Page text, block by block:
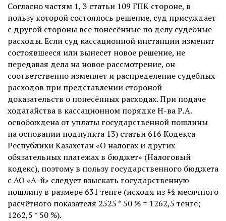
Согласно частям 1, 3 статьи 109 ГПК стороне, в
пользу которой состоялось решение, суд присуждает
с другой стороны все понесённые по делу судебные
расходы. Если суд кассационной инстанции изменит
состоявшееся или вынесет новое решение, не
передавая дела на новое рассмотрение, он
соответственно изменяет и распределение судебных
расходов при представлении стороной
доказательств о понесённых расходах. При подаче
ходатайства в кассационном порядке Н-ва Р.А.
освобождена от уплаты государственной пошлины
на основании подпункта 13) статьи 616 Кодекса
Республики Казахстан «О налогах и других
обязательных платежах в бюджет» (Налоговый
кодекс), поэтому в пользу государственного бюджета
с АО «А-й» следует взыскать государственную
пошлину в размере 631 тенге (исходя из ½ месячного
расчётного показателя 2525 * 50 % = 1262,5 тенге;
1262,5 * 50 %).